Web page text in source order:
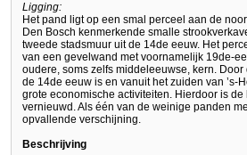
Ligging:
Het pand ligt op een smal perceel aan de
Den Bosch kenmerkende smalle
tweede stadsmuur uit de 14de eeuw. Het
van een gevelwand met voornamelijk 19de-
oudere, soms zelfs middeleeuwse, kern.
de 14de eeuw is en vanuit het zuiden van
grote economische activiteiten. Hierdoor is
vernieuwd. Als één van de weinige panden
opvallende verschijning.
Beschrijving